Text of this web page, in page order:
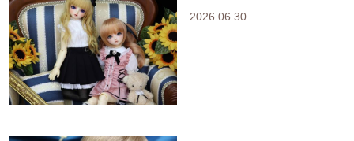
2026.06.30